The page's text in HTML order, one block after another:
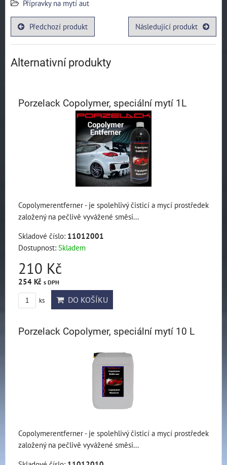
Přípravky na mytí aut
Předchozí produkt Následující produkt
Alternativní produkty
Porzelack Copolymer, speciální mytí 1L
Copolymerentferner - je spolehlivý čisticí a mycí prostředek
založený na pečlivě vyvážené směsi...
Skladové číslo: 11012001
Dostupnost: Skladem
210 Kč
254 Kč s DPH
ks DO KOŠÍKU
Porzelack Copolymer, speciální mytí 10 L
Copolymerentferner - je spolehlivý čisticí a mycí prostředek
založený na pečlivě vyvážené směsi...